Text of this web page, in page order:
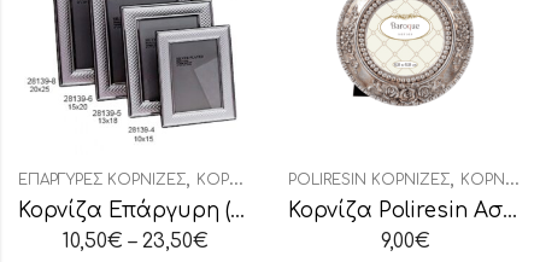
ΕΠΆΡΓΥΡΕΣ ΚΟΡΝΊΖΕΣ, ΚΟΡΝΊΖΕΣ
Κορνίζα Επάργυρη (28139)
10,50€ – 23,50€
POLIRESIN ΚΟΡΝΊΖΕΣ, ΚΟΡΝΊΖΕΣ
Κορνίζα Poliresin Ασημί Στρογγυλή
9,00€